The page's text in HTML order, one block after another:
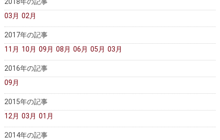
医師募集情報
トピックス一覧
アーカイブ
03月 02月
2017年の記事
11月 10月 09月 08月 06月 05月 03月
2016年の記事
09月
2015年の記事
12月 03月 01月
2014年の記事